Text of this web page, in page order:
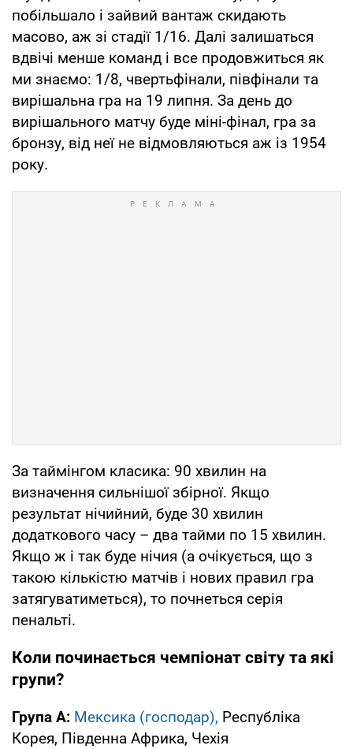
побільшало і зайвий вантаж скидають
масово, аж зі стадії 1/16. Далі залишаться
вдвічі менше команд і все продовжиться як
ми знаємо: 1/8, чвертьфінали, півфінали та
вирішальна гра на 19 липня. За день до
вирішального матчу буде міні-фінал, гра за
бронзу, від неї не відмовляються аж із 1954
року.
За таймінгом класика: 90 хвилин на
визначення сильнішої збірної. Якщо
результат нічийний, буде 30 хвилин
додаткового часу – два тайми по 15 хвилин.
Якщо ж і так буде нічия (а очікується, що з
такою кількістю матчів і нових правил гра
затягуватиметься), то почнеться серія
пенальті.
Коли починається чемпіонат світу та які
групи?
Група А: Мексика (господар), Республіка
Корея, Південна Африка, Чехія